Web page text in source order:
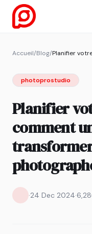
Accueil/Blog/
photoprostudio
Planifier
comment
·24 Dec 2024·